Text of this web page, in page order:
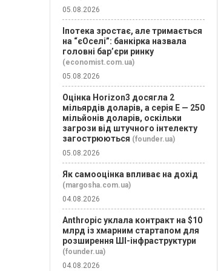
05.08.2026
Іпотека зростає, але тримається
на “єОселі”: банкірка назвала
головні бар’єри ринку
(economist.com.ua)
05.08.2026
Оцінка Horizon3 досягла 2
мільярдів доларів, а серія E — 250
мільйонів доларів, оскільки
загрози від штучного інтелекту
загострюються (founder.ua)
05.08.2026
Як самооцінка впливає на дохід
(margosha.com.ua)
04.08.2026
Anthropic уклала контракт на $10
млрд із хмарним стартапом для
розширення ШІ-інфраструктури
(founder.ua)
04.08.2026